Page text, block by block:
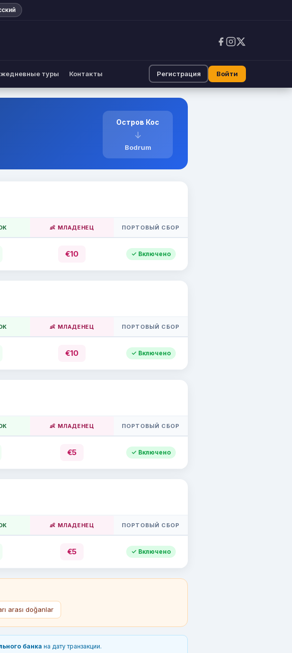
туры Контакты Регистрация Войти
Остров Кос
↓
Bodrum
👶 МЛАДЕНЕЦ ПОРТОВЫЙ СБОР
€10 ✓ Включено
👶 МЛАДЕНЕЦ ПОРТОВЫЙ СБОР
€10 ✓ Включено
👶 МЛАДЕНЕЦ ПОРТОВЫЙ СБОР
€5 ✓ Включено
👶 МЛАДЕНЕЦ ПОРТОВЫЙ СБОР
€5 ✓ Включено
arası doğanlar
банка на дату транзакции.